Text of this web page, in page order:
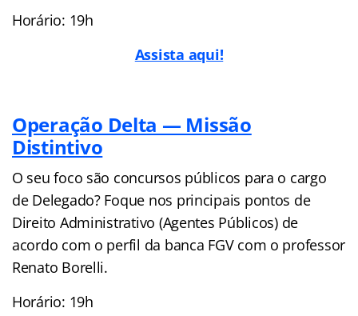
Horário: 19h
Assista aqui!
Operação Delta — Missão
Distintivo
O seu foco são concursos públicos para o cargo
de Delegado? Foque nos principais pontos de
Direito Administrativo (Agentes Públicos) de
acordo com o perfil da banca FGV com o professor
Renato Borelli.
Horário: 19h